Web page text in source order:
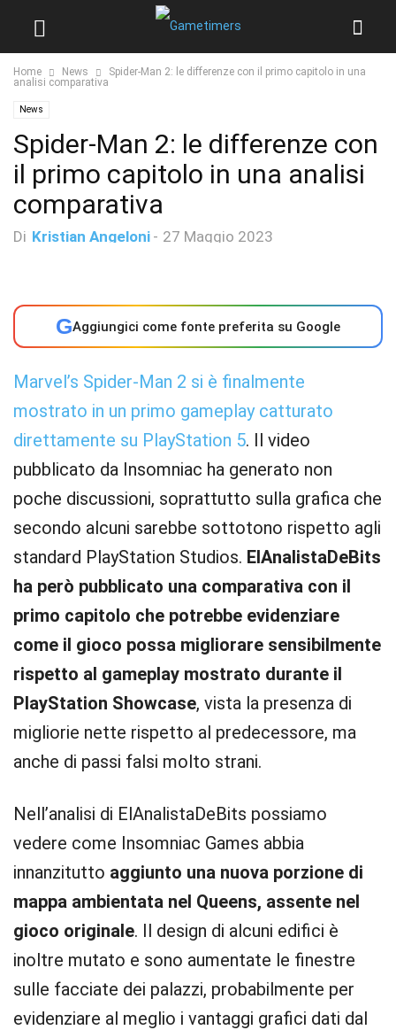
Home News
Spider-Man 2: le differenze con il primo capitolo in una
analisi comparativa
News
Spider-Man 2: le differenze con
il primo capitolo in una analisi
comparativa
Di Kristian Angeloni - 27 Maggio 2023
GAggiungici come fonte preferita su Google
Marvel’s Spider-Man 2 si è finalmente
mostrato in un primo gameplay catturato
direttamente su PlayStation 5. Il video
pubblicato da Insomniac ha generato non
poche discussioni, soprattutto sulla grafica che
secondo alcuni sarebbe sottotono rispetto agli
standard PlayStation Studios. ElAnalistaDeBits
ha però pubblicato una comparativa con il
primo capitolo che potrebbe evidenziare
come il gioco possa migliorare sensibilmente
rispetto al gameplay mostrato durante il
PlayStation Showcase, vista la presenza di
migliorie nette rispetto al predecessore, ma
anche di passi falsi molto strani.
Nell’analisi di ElAnalistaDeBits possiamo
vedere come Insomniac Games abbia
innanzitutto aggiunto una nuova porzione di
mappa ambientata nel Queens, assente nel
gioco originale. Il design di alcuni edifici è
inoltre mutato e sono aumentate le finestre
sulle facciate dei palazzi, probabilmente per
evidenziare al meglio i vantaggi grafici dati dal